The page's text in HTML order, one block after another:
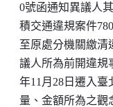
0號函通知異議
積交通違規案件
至原處分機關繳
議人所為前開違
年11月28日遷入
量、金額所為之